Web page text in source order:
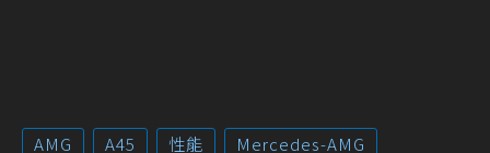
AMG A45 性能
Mercedes-AMG